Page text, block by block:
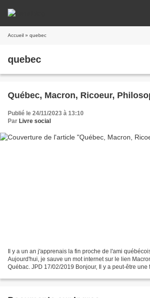
Accueil » quebec
quebec
Québec, Macron, Ricoeur,
Publié le 24/11/2023 à 13:10
Par Livre social
Il y a un an j'apprenais la fin proche de l'ami
Aujourd'hui, je sauve un mot internet sur le lien
Québac. JPD 17/02/2019 Bonjour, Il y a peut-être une